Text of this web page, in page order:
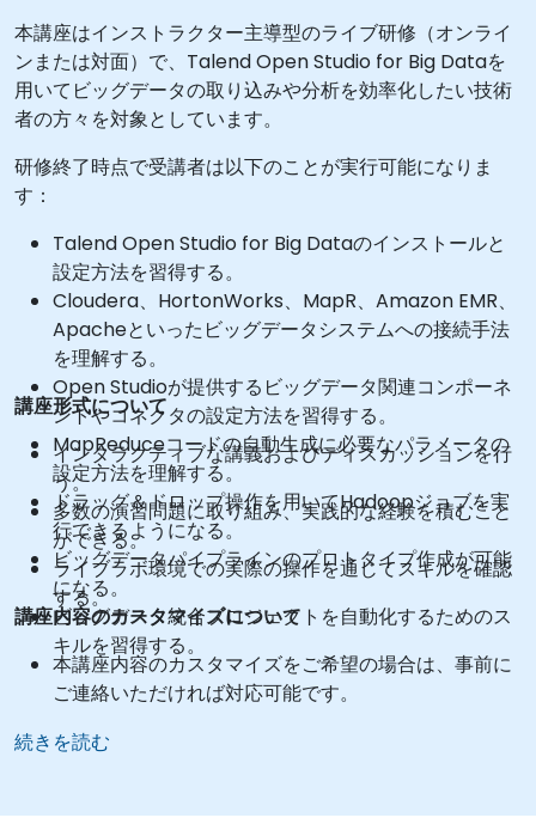
本講座はインストラクター主導型のライブ研修（オンライ
ンまたは対面）で、Talend Open Studio for Big Dataを
用いてビッグデータの取り込みや分析を効率化したい技術
者の方々を対象としています。
研修終了時点で受講者は以下のことが実行可能になりま
す：
Talend Open Studio for Big Dataのインストールと
設定方法を習得する。
Cloudera、HortonWorks、MapR、Amazon EMR、
Apacheといったビッグデータシステムへの接続手法
を理解する。
Open Studioが提供するビッグデータ関連コンポーネ
ントやコネクタの設定方法を習得する。
MapReduceコードの自動生成に必要なパラメータの
設定方法を理解する。
ドラッグ＆ドロップ操作を用いてHadoopジョブを実
行できるようになる。
ビッグデータパイプラインのプロトタイプ作成が可能
になる。
ビッグデータ統合プロジェクトを自動化するためのス
キルを習得する。
講座形式について
インタラクティブな講義およびディスカッションを行
う。
多数の演習問題に取り組み、実践的な経験を積むこと
ができる。
ライブラボ環境での実際の操作を通じてスキルを確認
する。
講座内容のカスタマイズについて
本講座内容のカスタマイズをご希望の場合は、事前に
ご連絡いただければ対応可能です。
続きを読む